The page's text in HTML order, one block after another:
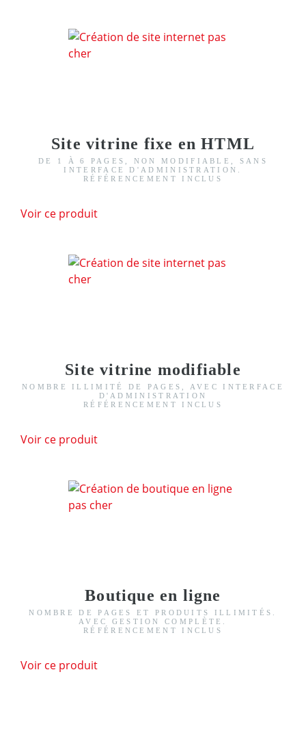
Site vitrine fixe en HTML
DE 1 À 6 PAGES, NON MODIFIABLE, SANS
INTERFACE D'ADMINISTRATION.
RÉFÉRENCEMENT INCLUS
Voir ce produit
Site vitrine modifiable
NOMBRE ILLIMITÉ DE PAGES, AVEC INTERFACE
D'ADMINISTRATION
RÉFÉRENCEMENT INCLUS
Voir ce produit
Boutique en ligne
NOMBRE DE PAGES ET PRODUITS ILLIMITÉS.
AVEC GESTION COMPLÈTE.
RÉFÉRENCEMENT INCLUS
Voir ce produit